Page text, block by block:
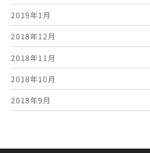
2019年1月
2018年12月
2018年11月
2018年10月
2018年9月